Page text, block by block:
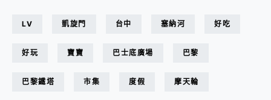
LV 凱旋門 台中 塞納河 好吃
好玩 寶寶 巴士底廣場 巴黎
巴黎鐵塔 市集 度假 摩天輪